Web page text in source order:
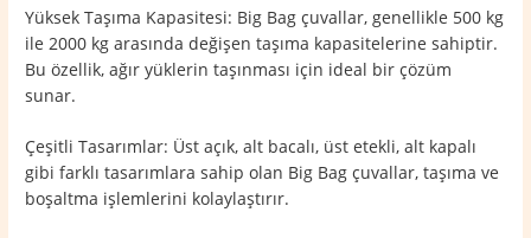
Yüksek Taşıma Kapasitesi: Big Bag çuvallar, genellikle 500 kg
ile 2000 kg arasında değişen taşıma kapasitelerine sahiptir.
Bu özellik, ağır yüklerin taşınması için ideal bir çözüm
sunar.
Çeşitli Tasarımlar: Üst açık, alt bacalı, üst etekli, alt kapalı
gibi farklı tasarımlara sahip olan Big Bag çuvallar, taşıma ve
boşaltma işlemlerini kolaylaştırır.